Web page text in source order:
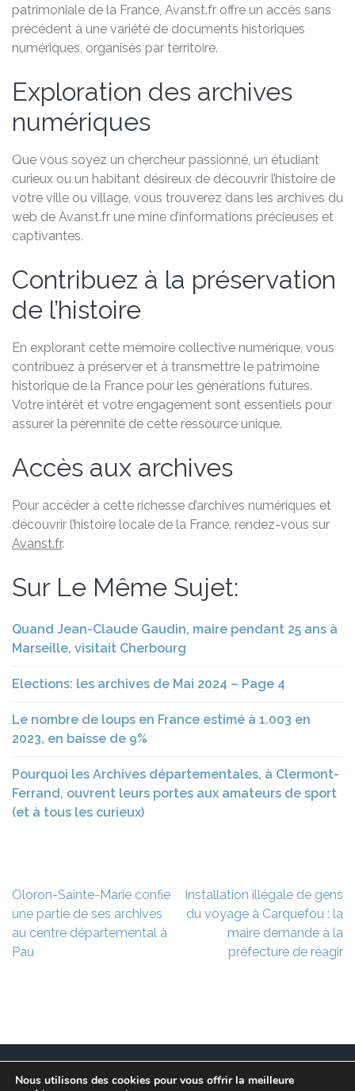
patrimoniale de la France, Avanst.fr offre un accès sans
précédent à une variété de documents historiques
numériques, organisés par territoire.
Exploration des archives
numériques
Que vous soyez un chercheur passionné, un étudiant
curieux ou un habitant désireux de découvrir l’histoire de
votre ville ou village, vous trouverez dans les archives du
web de Avanst.fr une mine d’informations précieuses et
captivantes.
Contribuez à la préservation
de l’histoire
En explorant cette mémoire collective numérique, vous
contribuez à préserver et à transmettre le patrimoine
historique de la France pour les générations futures.
Votre intérêt et votre engagement sont essentiels pour
assurer la pérennité de cette ressource unique.
Accès aux archives
Pour accéder à cette richesse d’archives numériques et
découvrir l’histoire locale de la France, rendez-vous sur
Avanst.fr.
Sur Le Même Sujet:
Quand Jean-Claude Gaudin, maire pendant 25 ans à
Marseille, visitait Cherbourg
Elections: les archives de Mai 2024 – Page 4
Le nombre de loups en France estimé à 1.003 en
2023, en baisse de 9%
Pourquoi les Archives départementales, à Clermont-
Ferrand, ouvrent leurs portes aux amateurs de sport
(et à tous les curieux)
Navigation
de
l’article
Oloron-Sainte-Marie confie
une partie de ses archives
au centre départemental à
Pau
Installation illégale de gens
du voyage à Carquefou : la
maire demande à la
préfecture de réagir
Ce site est à l’initiative de l’association des Maires
Nous utilisons des cookies pour vous offrir la meilleure